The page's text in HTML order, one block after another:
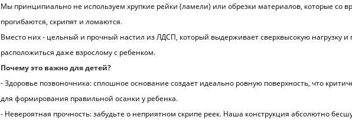
Мы принципиально не используем хрупкие рейки (ламели) или обрезки материалов, которые со
прогибаются, скрипят и ломаются.
Вместо них - цельный и прочный настил из ЛДСП, который выдерживает сверхвысокую нагрузку и
расположиться даже взрослому с ребенком.
Почему это важно для детей?
- Здоровье позвоночника: сплошное основание создает идеально ровную поверхность, что
для формирования правильной осанки у ребенка.
- Невероятная прочность: забудьте о неприятном скрипе реек. Наша конструкция абсолютно